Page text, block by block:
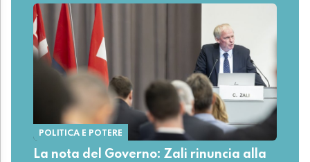
POLITICA E POTERE
La nota del Governo: Zali rinuncia alla